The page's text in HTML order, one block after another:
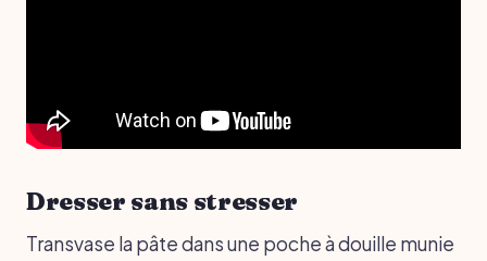
Dresser sans stresser
Transvase la pâte dans une poche à douille munie